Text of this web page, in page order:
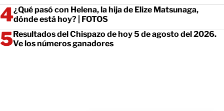
¿Qué pasó con Helena, la hija de Elize Matsunaga,
dónde está hoy? | FOTOS
Resultados del Chispazo de hoy 5 de agosto del 2026.
Ve los números ganadores